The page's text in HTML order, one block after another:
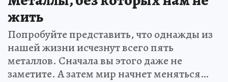
жить
Попробуйте представить, что однажды из
нашей жизни исчезнут всего пять
металлов. Сначала вы этого даже не
заметите. А затем мир начнет меняться…